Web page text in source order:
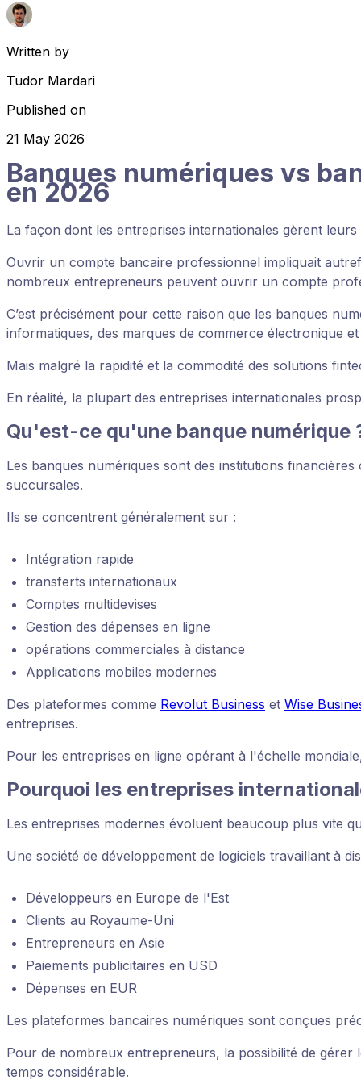
Written by
Tudor Mardari
Published on
21 May 2026
Banques numériques vs
en 2026
La façon dont les entreprises internationales gèrent
Ouvrir un compte bancaire professionnel impliquait
nombreux entrepreneurs peuvent ouvrir un compte
C’est précisément pour cette raison que les banques
informatiques, des marques de commerce électronique
Mais malgré la rapidité et la commodité des solutions
En réalité, la plupart des entreprises internationales
Qu'est-ce qu'une banque numérique
Les banques numériques sont des institutions
succursales.
Ils se concentrent généralement sur :
Intégration rapide
transferts internationaux
Comptes multidevises
Gestion des dépenses en ligne
opérations commerciales à distance
Applications mobiles modernes
Des plateformes comme Revolut Business et Wise
entreprises.
Pour les entreprises en ligne opérant à l'échelle
Pourquoi les entreprises
Les entreprises modernes évoluent beaucoup plus vite
Une société de développement de logiciels travaillant à
Développeurs en Europe de l'Est
Clients au Royaume-Uni
Entrepreneurs en Asie
Paiements publicitaires en USD
Dépenses en EUR
Les plateformes bancaires numériques sont conçues
Pour de nombreux entrepreneurs, la possibilité de gérer
temps considérable.